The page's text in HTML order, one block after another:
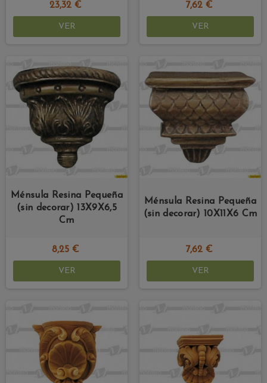
23,32 €
VER
7,62 €
VER
Ménsula Resina Pequeña
(sin decorar) 13X9X6,5
Cm
8,25 €
VER
Ménsula Resina Pequeña
(sin decorar) 10X11X6 Cm
7,62 €
VER